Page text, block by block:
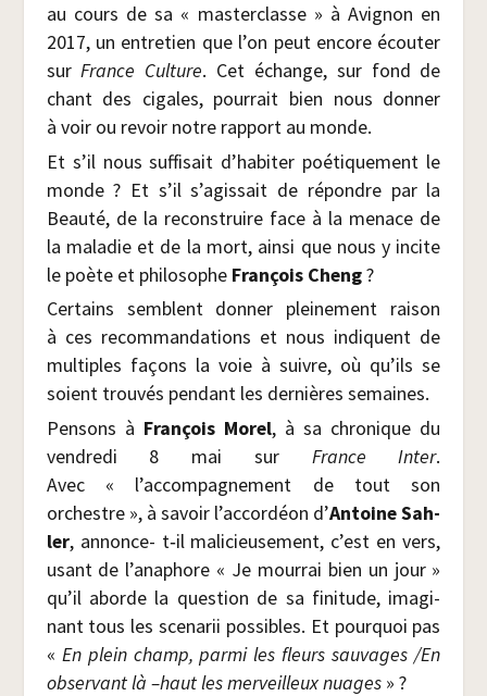
au cours de sa « mas­ter­classe » à Avi­gnon en
2017, un entre­tien que l’on peut encore écou­ter
surFrance Culture. Cet échange, sur fond de
chant des cigales, pour­rait bien nous don­ner
à voir ou revoir notre rap­port au monde.
Et s’il nous suf­fi­sait d’habiter poé­ti­que­ment le
monde ? Et s’il s’agissait de répondre par la
Beau­té, de la recons­truire face à la menace de
la mala­die et de la mort, ain­si que nous y incite
le poète et phi­lo­sophe Fran­çois Cheng?
Cer­tains semblent don­ner plei­ne­ment rai­son
à ces recom­man­da­tions et nous indiquent de
mul­tiples façons la voie à suivre, où qu’ils se
soient trou­vés pen­dant les der­nières semaines.
Pen­sons à Fran­çois Morel, à sa chro­nique du
ven­dre­di 8 mai sur France Inter.
Avec « l’accompagnement de tout son
orchestre », à savoir l’accordéon d’Antoine Sah­
ler, annonce- t‑il mali­cieu­se­ment, c’est en vers,
usant de l’anaphore « Je mour­rai bien un jour »
qu’il aborde la ques­tion de sa fini­tude, ima­gi­
nant tous les sce­na­rii pos­sibles. Et pour­quoi pas
« En plein champ, par­mi les fleurs sau­vages /​En
obser­vant là –haut les mer­veilleux nuages» ?